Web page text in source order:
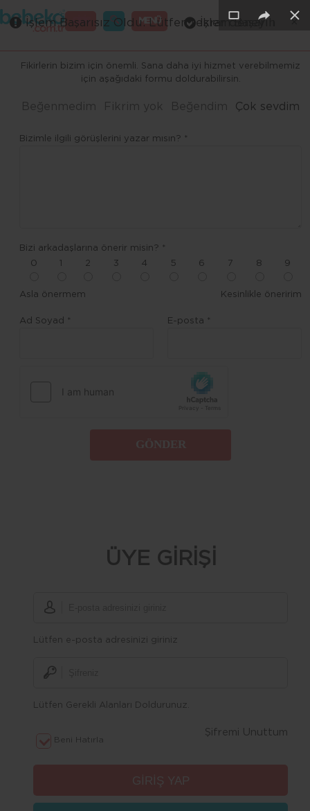
MENÜ
GİRİŞ
Fikirlerin bizim için önemli. Sana daha iyi hizmet verebilmemiz
için aşağıdaki formu doldurabilirsin.
Beğenmedim Fikrim yok Beğendim Çok sevdim
Bizimle ilgili görüşlerini yazar mısın? *
Bizi arkadaşlarına önerir misin? *
0
2 3 4 5 6 7 8 9
Asla önermem Kesinlikle öneririm
Ad Soyad * E-posta *
×
ÜYE GİRİŞİ
Lütfen e-posta adresinizi giriniz
Lütfen Gerekli Alanları Doldurunuz.
Beni Hatırla
Şifremi Unuttum
×
×
İşlem Başarılı ×
İşlem Başarısız Oldu. Lütfen tekrar deneyin ×